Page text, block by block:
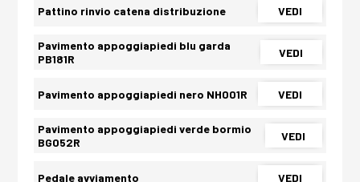
Pattino rinvio catena distribuzione VEDI
Pavimento appoggiapiedi blu garda
PB181R
VEDI
Pavimento appoggiapiedi nero NH001R VEDI
Pavimento appoggiapiedi verde bormio
BG052R
VEDI
Pedale avviamento VEDI